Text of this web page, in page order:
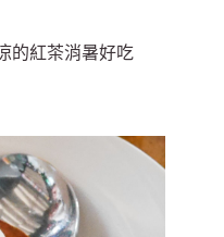
的紅茶消暑好吃